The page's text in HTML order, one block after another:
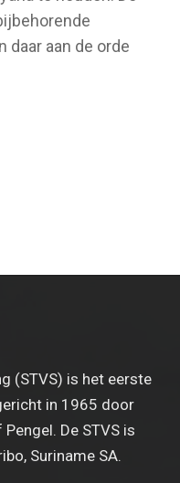
aan de orde
(STVS) is het eerste
in 1965 door
De STVS is
Suriname SA.